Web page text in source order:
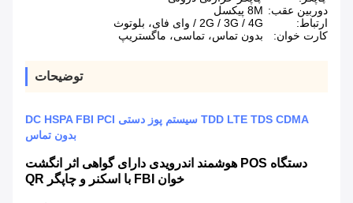
دوربین عقب: 8M پیکسل
ارتباط:
2G / 3G / 4G / وای فای، بلوتوث
کارت خوان:
بدون تماس، تماسی، ماگستریپ
توضیحات
TDD LTE TDS CDMA سیستم پوز دستی DC HSPA FBI PCI
بدون تماس
دستگاه POS هوشمند اندرویدی دارای گواهی اثر انگشت
خوان FBI با اسکنر و چاپگر QR